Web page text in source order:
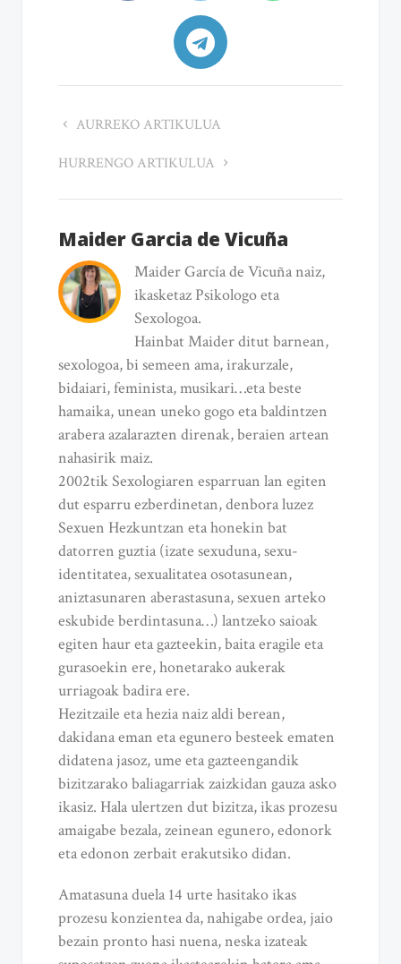
AURREKO ARTIKULUA
HURRENGO ARTIKULUA
Maider Garcia de Vicuña
Maider García de Vicuña naiz,
ikasketaz Psikologo eta
Sexologoa.
Hainbat Maider ditut barnean,
sexologoa, bi semeen ama, irakurzale,
bidaiari, feminista, musikari…eta beste
hamaika, unean uneko gogo eta baldintzen
arabera azalarazten direnak, beraien artean
nahasirik maiz.
2002tik Sexologiaren esparruan lan egiten
dut esparru ezberdinetan, denbora luzez
Sexuen Hezkuntzan eta honekin bat
datorren guztia (izate sexuduna, sexu-
identitatea, sexualitatea osotasunean,
aniztasunaren aberastasuna, sexuen arteko
eskubide berdintasuna…) lantzeko saioak
egiten haur eta gazteekin, baita eragile eta
gurasoekin ere, honetarako aukerak
urriagoak badira ere.
Hezitzaile eta hezia naiz aldi berean,
dakidana eman eta egunero besteek ematen
didatena jasoz, ume eta gazteengandik
bizitzarako baliagarriak zaizkidan gauza asko
ikasiz. Hala ulertzen dut bizitza, ikas prozesu
amaigabe bezala, zeinean egunero, edonork
eta edonon zerbait erakutsiko didan.
Amatasuna duela 14 urte hasitako ikas
prozesu konzientea da, nahigabe ordea, jaio
bezain pronto hasi nuena, neska izateak